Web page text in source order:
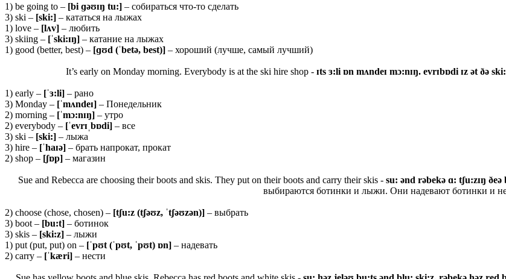
1) be going to – [bi ɡəʊɪŋ tu:] – собираться что-то сделать
3) ski – [ski:] – кататься на лыжах
1) love – [lʌv] – любить
3) skiing – [ˈski:ɪŋ] – катание на лыжах
1) good (better, best) – [ɡʊd (ˈbetə, best)] – хороший (лучше, самый лучший)
It’s early on Monday morning. Everybody is at the ski hire shop - ɪts ɜ:li ɒn mʌndeɪ mɔ:nɪŋ. evrɪbɒdi ɪz ət ðə
1) early – [ˈɜ:li] – рано
3) Monday – [ˈmʌndeɪ] – Понедельник
2) morning – [ˈmɔ:nɪŋ] – утро
2) everybody – [ˈevrɪˌ bɒdi] – все
3) ski – [ski:] – лыжа
3) hire – [ˈhaɪə] – брать напрокат, прокат
2) shop – [ʃɒp] – магазин
Sue and Rebecca are choosing their boots and skis. They put on their boots and carry their skis - su: ənd rəbekə ɑ: tʃu:zɪŋ
выбираются ботинки и лыжи. Они надевают ботинки и
2) choose (chose, chosen) – [tʃu:z (tʃəʊz, ˈtʃəʊzən)] – выбрать
3) boot – [bu:t] – ботинок
3) skis – [ski:z] – лыжи
1) put (put, put) on – [ˈpʊt (ˈpʊt, ˈpʊt) ɒn] – надевать
2) carry – [ˈkæri] – нести